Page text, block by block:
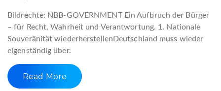
Bildrechte: NBB-GOVERNMENT Ein Aufbruch der Bürger
– für Recht, Wahrheit und Verantwortung. 1. Nationale
Souveränität wiederherstellenDeutschland muss wieder
eigenständig über.
Read More